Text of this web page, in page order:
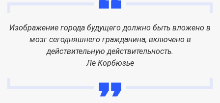
Изображение города будущего должно быть вложено в
мозг сегодняшнего гражданина, включено в
действительную действительность.
Ле Корбюзье